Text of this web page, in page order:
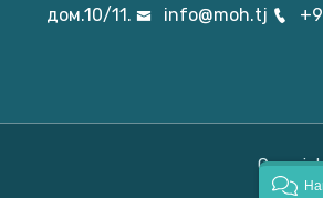
дом.10/11.
info@moh.tj